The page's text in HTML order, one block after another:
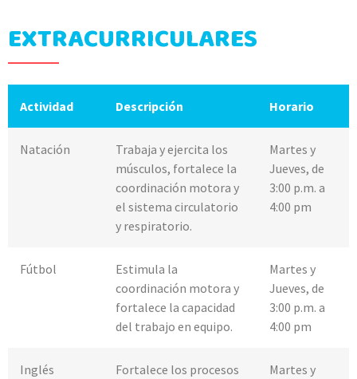
EXTRACURRICULARES
Actividad Descripción Horario
Natación
Trabaja y ejercita los
músculos, fortalece la
coordinación motora y
el sistema circulatorio
y respiratorio.
Martes y
Jueves, de
3:00 p.m. a
4:00 pm
Fútbol
Estimula la
coordinación motora y
fortalece la capacidad
del trabajo en equipo.
Martes y
Jueves, de
3:00 p.m. a
4:00 pm
Inglés
Fortalece los procesos
Martes y